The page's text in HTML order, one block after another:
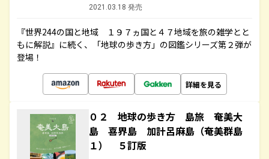
2021.03.18 発売
『世界244の国と地域 １９７ヵ国と４７地域を旅の雑学とと
もに解説』に続く、「地球の歩き方」の図鑑シリーズ第２弾が
登場！
詳細を見る
０２ 地球の歩き方 島旅 奄美大
島 喜界島 加計呂麻島（奄美群島
１） ５訂版